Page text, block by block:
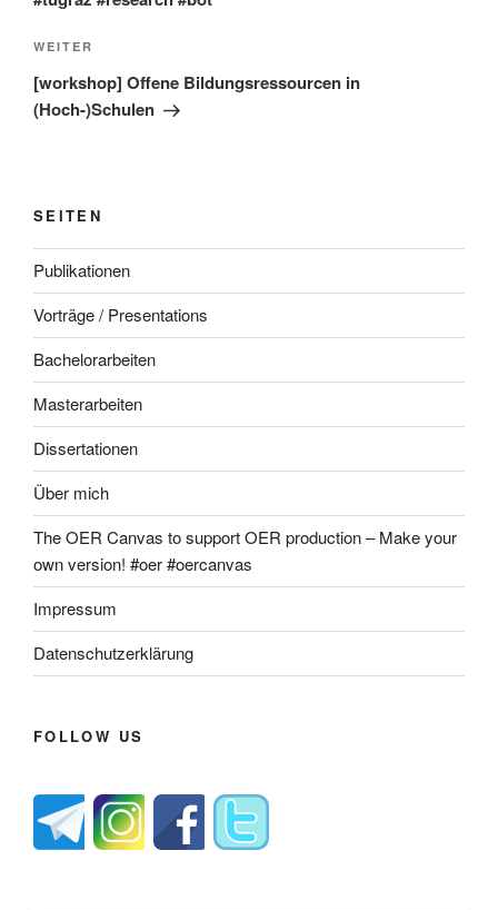
Nächster
Beitrag
WEITER
[workshop] Offene Bildungsressourcen in
(Hoch-)Schulen
SEITEN
Publikationen
Vorträge / Presentations
Bachelorarbeiten
Masterarbeiten
Dissertationen
Über mich
The OER Canvas to support OER production – Make your
own version! #oer #oercanvas
Impressum
Datenschutzerklärung
FOLLOW US